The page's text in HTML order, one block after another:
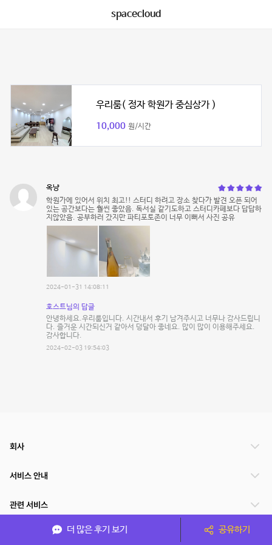
spacecloud
우리룸( 정자 학원가 중심상가 )
10,000 원/시간
옥냥
학원가에 있어서 위치 최고!! 스터디 하려고 장소 찾다가 발견 오픈 되어
있는 공간보다는 훨씬 좋았음. 독서실 같기도하고 스터디카페보다 답답하
지않았음. 공부하러 갔지만 파티포토존이 너무 이뻐서 사진 공유
2024-01-31 14:08:11
호스트님의 답글
안녕하세요.우리룸입니다. 시간내서 후기 남겨주시고 너무나 감사드립니
다. 즐거운 시간되신거 같아서 덩달아 좋네요. 많이 많이 이용해주세요.
감사합니다.
2024-02-03 19:54:03
더 많은 후기 보기 공유하기
회사
서비스 안내
관련 서비스